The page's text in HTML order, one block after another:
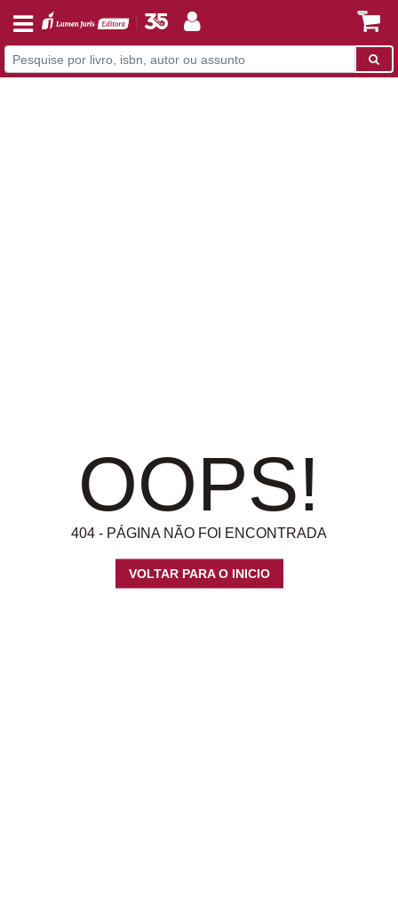
OOPS!
404 - PÁGINA NÃO FOI ENCONTRADA
VOLTAR PARA O INICIO